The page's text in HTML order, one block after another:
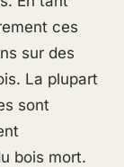
ces
sur des
La plupart
sont
bois mort.